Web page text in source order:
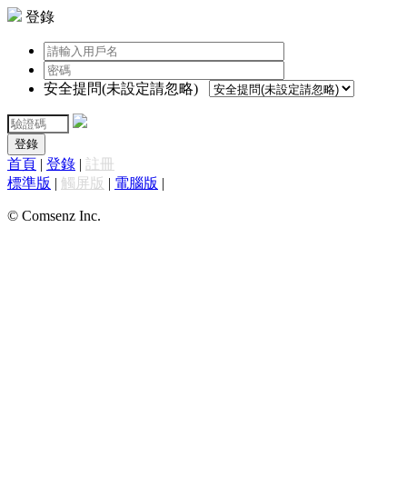
登錄
安全提問(未設定請忽略)
登錄
首頁 | 登錄 | 註冊
標準版 | 觸屏版 | 電腦版 |
© Comsenz Inc.